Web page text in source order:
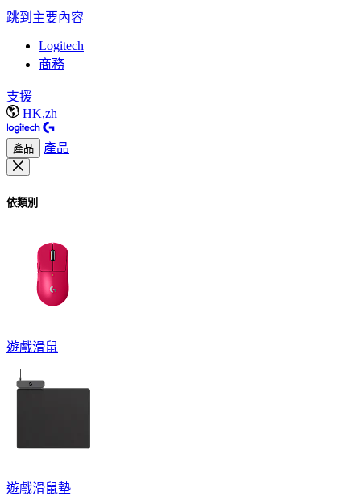
跳到主要內容
Logitech
商務
支援
HK,zh
產品 產品
依類別
遊戲滑鼠
遊戲滑鼠墊